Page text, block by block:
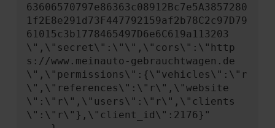
63606570797e86363c08912Bc7e5A3857280
1f2E8e291d73F447792159af2b78C2c97D79
61015c3b1778465497D6e6C619a113203
\",\"secret\":\"\",\"cors\":\"http
s://www.meinauto-gebrauchtwagen.de
\",\"permissions\":{\"vehicles\":\"r
\",\"references\":\"r\",\"website
\":\"r\",\"users\":\"r\",\"clients
\":\"r\"},\"client_id\":2176}"